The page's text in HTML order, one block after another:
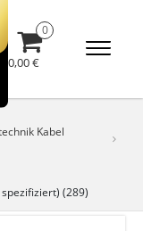
0,00 €
Kabel
(289)